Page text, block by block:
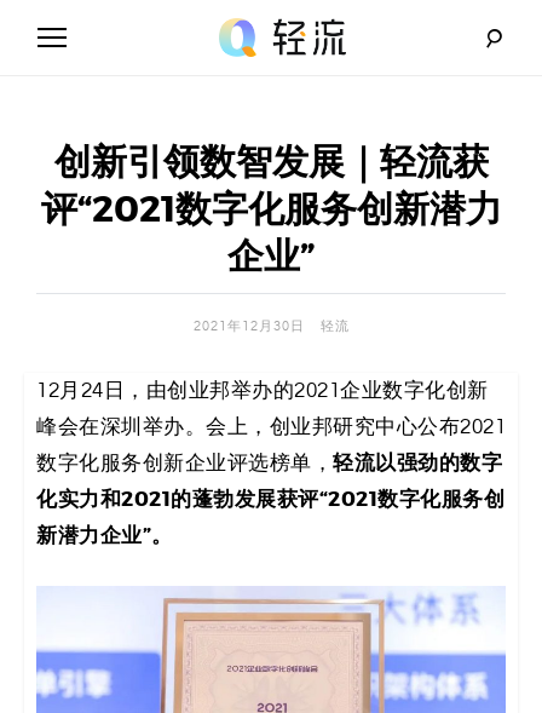
流
_
I
代
码
解
案
创新引领数智发展｜轻流获
评“2021数字化服务创新潜力
企业”
2021年12月30日 轻流
12月24日，由创业邦举办的2021企业数字化创新
峰会在深圳举办。会上，创业邦研究中心公布2021
数字化服务创新企业评选榜单， 轻流以强劲的数字
化实力和2021的蓬勃发展获评“2021数字化服务创
新潜力企业”。